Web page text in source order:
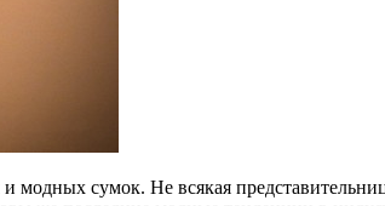
модных сумок. Не всякая